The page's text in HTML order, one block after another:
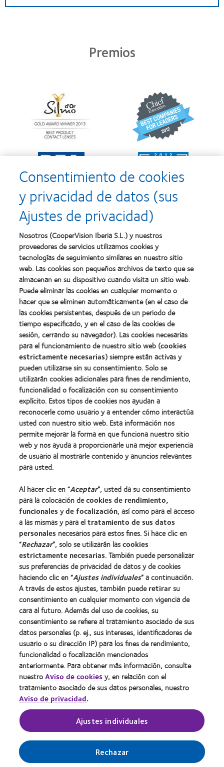
Premios
about
Premio
Silmo
mejor
con
MyDay™
Learn
more
about
2012
y
2010:
Mejor
empresa
el
desarrollo
del
liderazgo
Learn
about
2011:
Premios
a
mejor
(2011)
Learn
about
2011:
Premio
a
salud
Learn
about
2012:
Premio
Manufacturing
Leadership
100
(ML
100)
(2012)
Learn
more
about
2012
Premio
internacional
REBRAND
100®
(2012)
Learn
more
about
Premio
de
la
Industria
de
la
BCLA
Nuestros productos
Encuentre su lente
Tecnología para lentes de contacto
Lentes de contacto y visión
Usuario experimentado
Blog
Sobre nosotros
Carreras
Noticias
Contacto
Legal
Política de privacidad
Aviso Legal
Aviso de cookies
Condiciones del servicio
Public Country by Country Reporting
Buscar un centro
Gestionar preferencias de cookies
Consentimiento de cookies
y privacidad de datos (sus
Ajustes de privacidad)
Nosotros (CooperVision Iberia S.L.) y nuestros
proveedores de servicios utilizamos cookies y
tecnologías de seguimiento similares en nuestro sitio
web. Las cookies son pequeños archivos de texto que se
almacenan en su dispositivo cuando visita un sitio web.
Puede eliminar las cookies en cualquier momento o
hacer que se eliminen automáticamente (en el caso de
las cookies persistentes, después de un periodo de
tiempo especificado, y en el caso de las cookies de
sesión, cerrando su navegador). Las cookies necesarias
para el funcionamiento de nuestro sitio web (cookies
estrictamente necesarias) siempre están activas y
pueden utilizarse sin su consentimiento. Solo se
utilizarán cookies adicionales para fines de rendimiento,
funcionalidad o focalización con su consentimiento
explícito. Estos tipos de cookies nos ayudan a
reconocerle como usuario y a entender cómo interactúa
usted con nuestro sitio web. Esta información nos
permite mejorar la forma en que funciona nuestro sitio
web y nos ayuda a proporcionarle una mejor experiencia
de usuario al mostrarle contenido y anuncios relevantes
para usted.
Al hacer clic en “Aceptar”, usted da su consentimiento
para la colocación decookies de rendimiento,
funcionalesyde focalización, así como para el acceso
a las mismas y para eltratamiento de sus datos
personales necesarios para estos fines. Si hace clic en
“Rechazar”, solo se utilizarán lascookies
estrictamente necesarias. También puede personalizar
sus preferencias de privacidad de datos y de cookies
haciendo clic en “Ajustes individuales” a continuación.
A través de estos ajustes, también puederetirarsu
consentimiento en cualquier momento con vigencia de
cara al futuro. Además del uso de cookies, su
consentimiento se refiere al tratamiento asociado de sus
datos personales (p. ej., sus intereses, identificadores de
usuario o su dirección IP) para los fines de rendimiento,
funcionalidad o focalización mencionados
anteriormente. Para obtener más información, consulte
nuestroAviso de cookiesy, en relación con el
tratamiento asociado de sus datos personales, nuestro
Aviso de privacidad.
Ajustes individuales
Rechazar